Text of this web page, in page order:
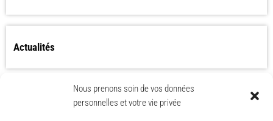
Nous prenons soin de vos données
personnelles et votre vie privée
Actualités
Les Worlds Apart bientôt de retour ?